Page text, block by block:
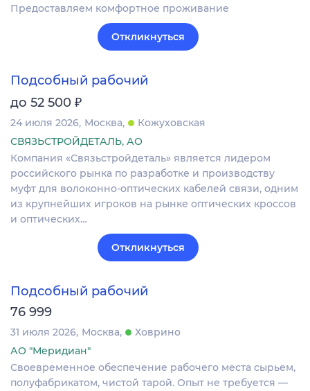
Предоставляем комфортное проживание
Откликнуться
Подсобный рабочий
до 52 500 ₽
24 июля 2026 Москва
Кожуховская
СВЯЗЬСТРОЙДЕТАЛЬ, АО
Компания «Связьстройдеталь» является лидером
российского рынка по разработке и производству
муфт для волоконно-оптических кабелей связи, одним
из крупнейших игроков на рынке оптических кроссов
и оптических…
Откликнуться
Подсобный рабочий
76 999
31 июля 2026 Москва
Ховрино
АО "Меридиан"
Своевременное обеспечение рабочего места сырьем,
полуфабрикатом, чистой тарой. Опыт не требуется —